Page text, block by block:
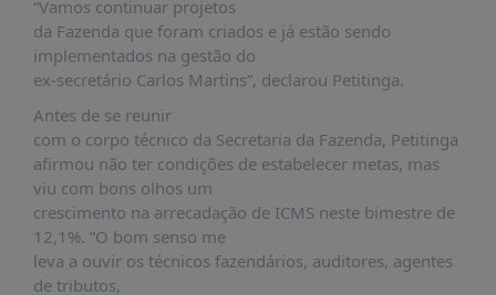
DADOS
FRENTE
PARLAMENTAR
SOBRE
A
FRENTE
MATERIAIS
INFORMAÇÕES
“Vamos continuar projetos
da Fazenda que foram criados e já estão sendo
implementados na gestão do
ex-secretário Carlos Martins”, declarou Petitinga.
Antes de se reunir
com o corpo técnico da Secretaria da Fazenda, Petitinga
afirmou não ter condições de estabelecer metas, mas
viu com bons olhos um
crescimento na arrecadação de ICMS neste bimestre de
12,1%. “O bom senso me
leva a ouvir os técnicos fazendários, auditores, agentes
de tributos,